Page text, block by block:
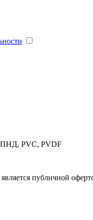
ПНД, PVC, PVDF
публичной